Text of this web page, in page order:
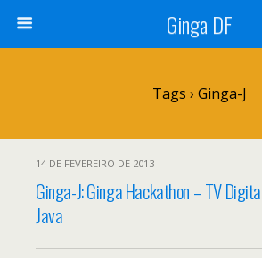
Ginga DF
Tags › Ginga-J
14 DE FEVEREIRO DE 2013
Ginga-J: Ginga Hackathon – TV
Java